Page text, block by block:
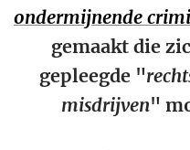
ondermijnende
gemaakt die
gepleegde "
misdrijven"